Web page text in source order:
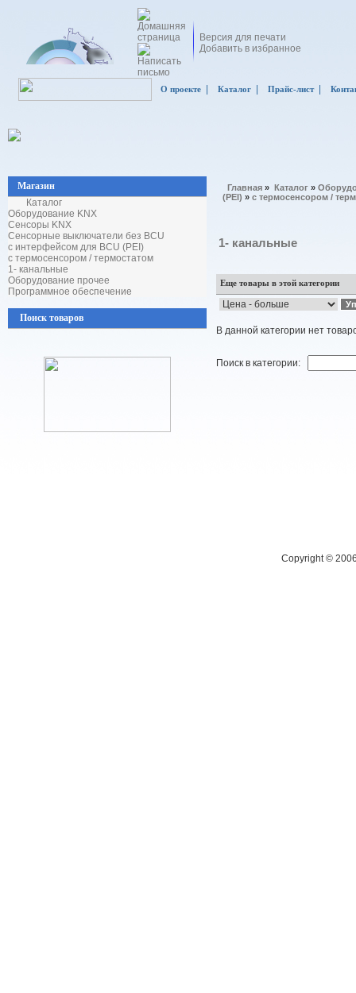
Версия для печати
Добавить в избранное
О проекте Каталог Прайс-лист|
Магазин
Каталог
Оборудование KNX
Сенсоры KNX
Сенсорные выключатели без BCU
с интерфейсом для BCU (PEI)
с термосенсором / термостатом
1- канальные
Оборудование прочее
Программное обеспечение
Поиск товаров
Главная » Каталог »
(PEI) » с термосенсором /
1- канальные
Еще товары в этой категории
В данной категории нет
Поиск в категории:
Copyright ©